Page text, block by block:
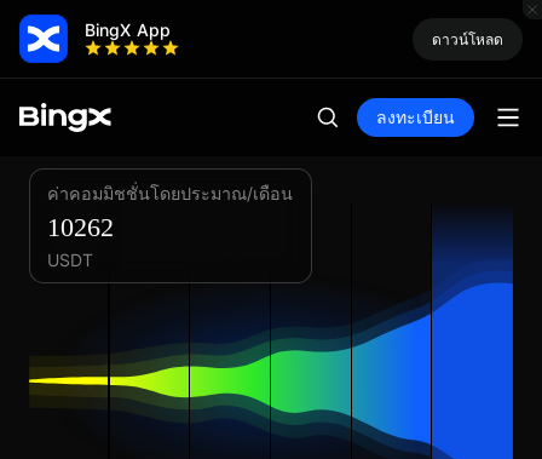
BingX App ดาวน์โหลด
ลงทะเบียน
ค่าคอมมิชชั่นโดยประมาณ/เดือน
10262
USDT